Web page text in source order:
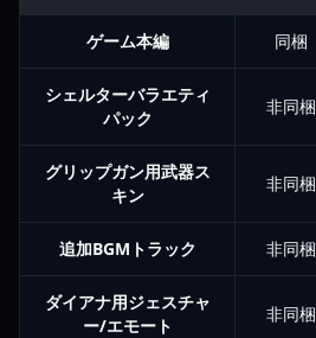
ゲーム本編 同梱
シェルターバラエティ
パック
非同梱
グリップガン用武器ス
キン
非同梱
追加BGMトラック 非同梱
ダイアナ用ジェスチャ
ー/エモート
非同梱